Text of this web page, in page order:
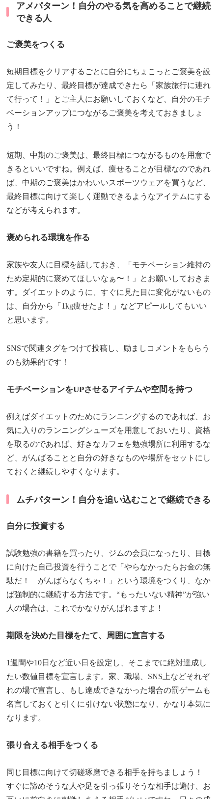
アメパターン！自分のやる気を高めることで継続
できる人
ご褒美をつくる
短期目標をクリアするごとに自分にちょこっとご褒美を設
定してみたり、最終目標が達成できたら「家族旅行に連れ
て行って！」とご主人にお願いしておくなど、自分のモチ
ベーションアップにつながるご褒美を考えておきましょ
う！
短期、中期のご褒美は、最終目標につながるものを用意で
きるといいですね。例えば、痩せることが目標なのであれ
ば、中期のご褒美はかわいいスポーツウェアを買うなど、
最終目標に向けて楽しく運動できるようなアイテムにする
などが考えられます。
褒められる環境を作る
家族や友人に目標を話しておき、「モチベーション維持の
ため定期的に褒めてほしいなぁ〜！」とお願いしておきま
す。ダイエットのように、すぐに見た目に変化がないもの
は、自分から「1kg痩せたよ！」などアピールしてもいい
と思います。
SNSで関連タグをつけて投稿し、励ましコメントをもらう
のも効果的です！
モチベーションをUPさせるアイテムや空間を持つ
例えばダイエットのためにランニングするのであれば、お
気に入りのランニングシューズを用意しておいたり、資格
を取るのであれば、好きなカフェを勉強場所に利用するな
ど、がんばることと自分の好きなものや場所をセットにし
ておくと継続しやすくなります。
ムチパターン！自分を追い込むことで継続できる
自分に投資する
試験勉強の書籍を買ったり、ジムの会員になったり、目標
に向けた自己投資を行うことで「やらなかったらお金の無
駄だ！ がんばらなくちゃ！」という環境をつくり、なか
ば強制的に継続する方法です。“もったいない精神”が強い
人の場合は、これでかなりがんばれますよ！
期限を決めた目標をたて、周囲に宣言する
1週間や10日など近い日を設定し、そこまでに絶対達成し
たい数値目標を宣言します。家、職場、SNS上などそれぞ
れの場で宣言し、もし達成できなかった場合の罰ゲームも
名言しておくと引くに引けない状態になり、かなり本気に
なります。
張り合える相手をつくる
同じ目標に向けて切磋琢磨できる相手を持ちましょう！
すぐに諦めそうな人や足を引っ張りそうな相手は避け、お